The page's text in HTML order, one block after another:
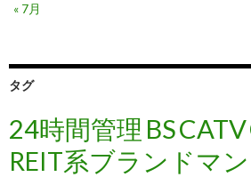
« 7月
タグ
24時間管理 BSCATV
REIT系ブランドマ